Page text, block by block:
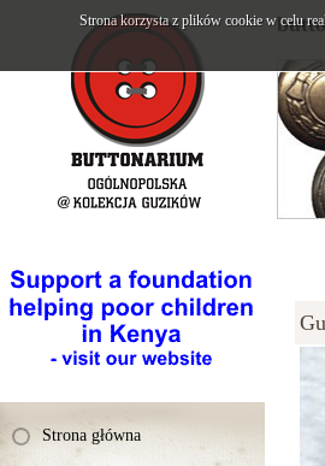
Strona główna
Strona korzysta z plików cookie w celu